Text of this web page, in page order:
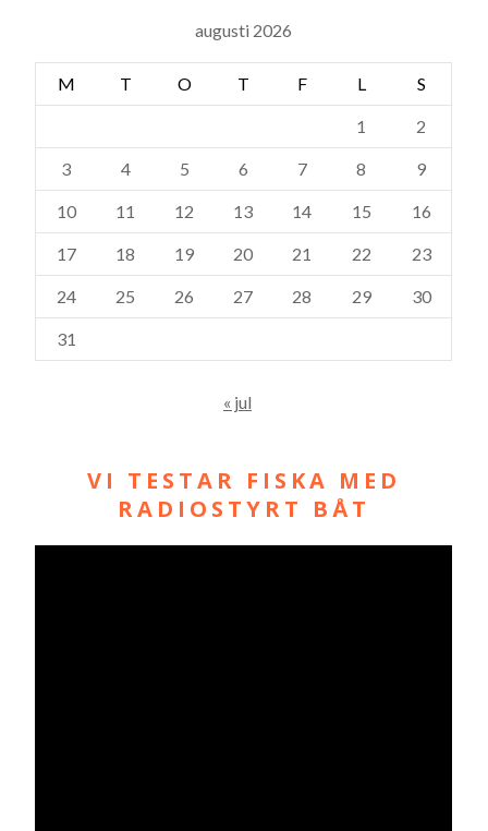
augusti 2026
M T O T F L S
1 2
3 4 5 6 7 8 9
10 11 12 13 14 15 16
17 18 19 20 21 22 23
24 25 26 27 28 29 30
31
« jul
VI TESTAR FISKA MED
RADIOSTYRT BÅT